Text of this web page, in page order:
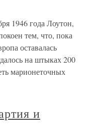
1946 года Лоутон,
тем, что, пока
оставалась
на штыках 200
марионеточных
и